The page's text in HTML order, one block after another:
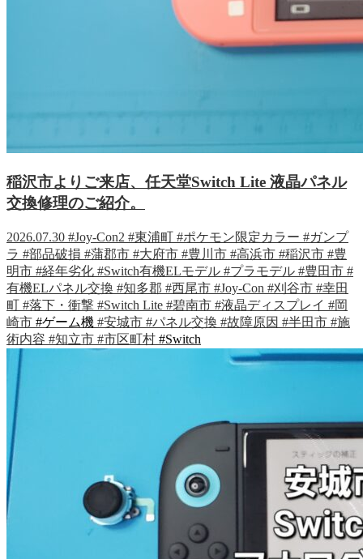
稲沢市よりご来店、任天堂Switch Lite 液晶パネル
交換修理のご紹介。
2026.07.30 #Joy-Con2 #東浦町 #ポケモン限定カラー #ガンプ
ラ #部品破損 #蒲郡市 #大府市 #豊川市 #高浜市 #稲沢市 #豊
明市 #経年劣化 #Switch有機ELモデル #プラモデル #豊田市 #
有機ELパネル交換 #知多郡 #西尾市 #Joy-Con #刈谷市 #幸田
町 #落下・衝撃 #Switch Lite #碧南市 #液晶ディスプレイ #岡
崎市 #ゲーム機 #安城市 #パネル交換 #故障原因 #半田市 #施
術内容 #知立市 #市区町村 #Switch